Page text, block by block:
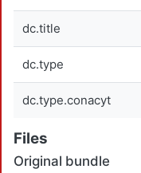
dc.title
dc.type
dc.type.conacyt
Files
Original bundle